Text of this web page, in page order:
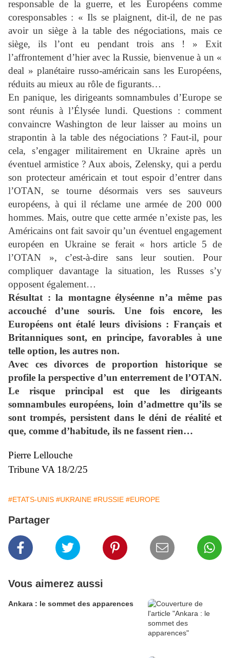
responsable de la guerre, et les Européens comme
coresponsables : « Ils se plaignent, dit-il, de ne pas
avoir un siège à la table des négociations, mais ce
siège, ils l’ont eu pendant trois ans ! » Exit
l’affrontement d’hier avec la Russie, bienvenue à un «
deal » planétaire russo-américain sans les Européens,
réduits au mieux au rôle de figurants…
En panique, les dirigeants somnambules d’Europe se
sont réunis à l’Élysée lundi. Questions : comment
convaincre Washington de leur laisser au moins un
strapontin à la table des négociations ? Faut-il, pour
cela, s’engager militairement en Ukraine après un
éventuel armistice ? Aux abois, Zelensky, qui a perdu
son protecteur américain et tout espoir d’entrer dans
l’OTAN, se tourne désormais vers ses sauveurs
européens, à qui il réclame une armée de 200 000
hommes. Mais, outre que cette armée n’existe pas, les
Américains ont fait savoir qu’un éventuel engagement
européen en Ukraine se ferait « hors article 5 de
l’OTAN », c’est-à-dire sans leur soutien. Pour
compliquer davantage la situation, les Russes s’y
opposent également…
Résultat : la montagne élyséenne n’a même pas
accouché d’une souris. Une fois encore, les
Européens ont étalé leurs divisions : Français et
Britanniques sont, en principe, favorables à une
telle option, les autres non.
Avec ces divorces de proportion historique se
profile la perspective d’un enterrement de l’OTAN.
Le risque principal est que les dirigeants
somnambules européens, loin d’admettre qu’ils se
sont trompés, persistent dans le déni de réalité et
que, comme d’habitude, ils ne fassent rien…
Pierre Lellouche
Tribune VA 18/2/25
#ETATS-UNIS #UKRAINE #RUSSIE #EUROPE
Partager
Vous aimerez aussi
Ankara : le sommet des apparences